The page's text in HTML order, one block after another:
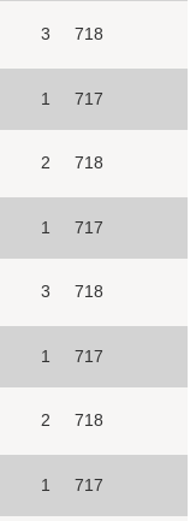
3 718
1 717
2 718
1 717
3 718
1 717
2 718
1 717